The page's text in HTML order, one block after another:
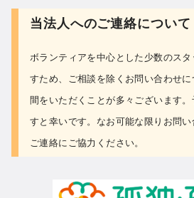
当法人へのご連絡について
ボランティアを中心とした少数のス
すため、ご相談を除くお問い合わせに
間をいただくことが多々ございます
すと幸いです。なお可能な限り お問
ご連絡にご協力ください。